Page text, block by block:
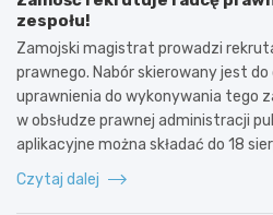
zespołu!
Zamojski magistrat prowadzi
prawnego. Nabór skierowany jest
uprawnienia do wykonywania tego
w obsłudze prawnej administracji
aplikacyjne można składać do 18
Czytaj dalej